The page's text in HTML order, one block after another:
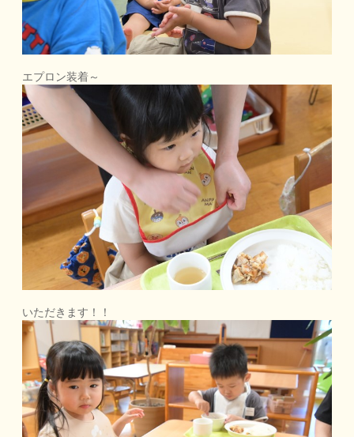
エプロン装着～
いただきます！！